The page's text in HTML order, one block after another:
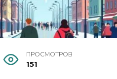
ПРОСМОТРОВ
151